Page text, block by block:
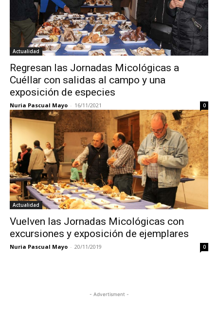
Actualidad
Regresan las Jornadas Micológicas a
Cuéllar con salidas al campo y una
exposición de especies
Nuria Pascual Mayo - 16/11/2021 0
Actualidad
Vuelven las Jornadas Micológicas con
excursiones y exposición de ejemplares
Nuria Pascual Mayo - 20/11/2019 0
- Advertisment -